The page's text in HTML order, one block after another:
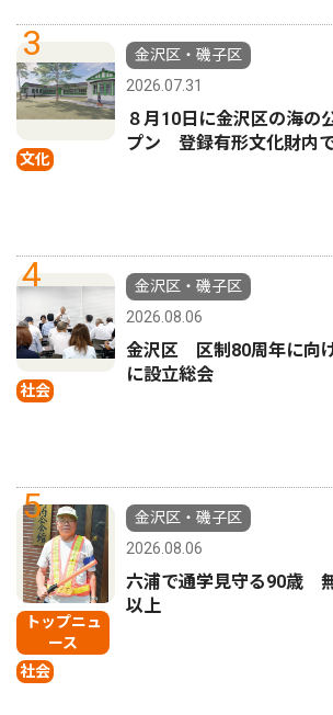
3
文化
金沢区・磯子区
2026.07.31
８月10日に金沢区の海の
プン 登録有形文化財内
4
社会
金沢区・磯子区
2026.08.06
金沢区 区制80周年に向
に設立総会
5
トップニュ
ース
社会
金沢区・磯子区
2026.08.06
六浦で通学見守る90歳
以上